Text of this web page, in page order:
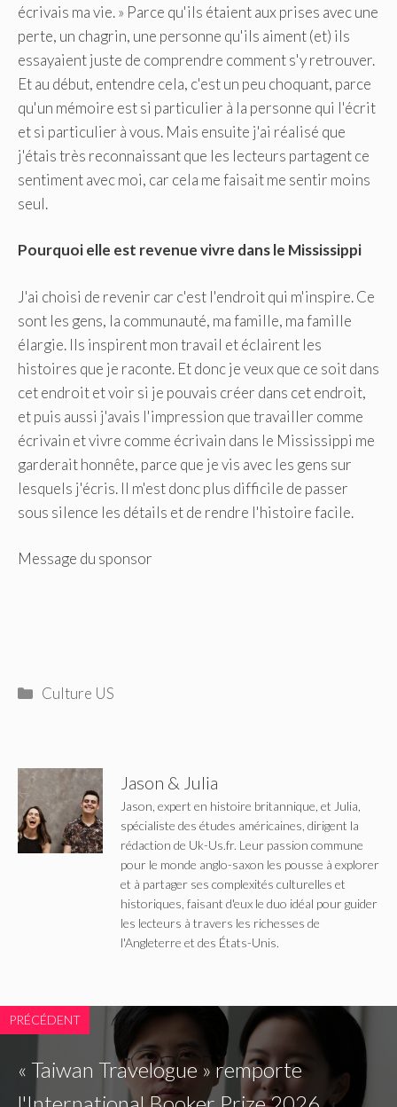
écrivais ma vie. » Parce qu'ils étaient aux prises avec une
perte, un chagrin, une personne qu'ils aiment (et) ils
essayaient juste de comprendre comment s'y retrouver.
Et au début, entendre cela, c'est un peu choquant, parce
qu'un mémoire est si particulier à la personne qui l'écrit
et si particulier à vous. Mais ensuite j'ai réalisé que
j'étais très reconnaissant que les lecteurs partagent ce
sentiment avec moi, car cela me faisait me sentir moins
seul.
Pourquoi elle est revenue vivre dans le Mississippi
J'ai choisi de revenir car c'est l'endroit qui m'inspire. Ce
sont les gens, la communauté, ma famille, ma famille
élargie. Ils inspirent mon travail et éclairent les
histoires que je raconte. Et donc je veux que ce soit dans
cet endroit et voir si je pouvais créer dans cet endroit,
et puis aussi j'avais l'impression que travailler comme
écrivain et vivre comme écrivain dans le Mississippi me
garderait honnête, parce que je vis avec les gens sur
lesquels j'écris. Il m'est donc plus difficile de passer
sous silence les détails et de rendre l'histoire facile.
Message du sponsor
Catégories
Culture US
Jason & Julia
Jason, expert en histoire britannique, et Julia,
spécialiste des études américaines, dirigent la
rédaction de Uk-Us.fr. Leur passion commune
pour le monde anglo-saxon les pousse à explorer
et à partager ses complexités culturelles et
historiques, faisant d'eux le duo idéal pour guider
les lecteurs à travers les richesses de
l'Angleterre et des États-Unis.
PRÉCÉDENT
« Taiwan Travelogue » remporte